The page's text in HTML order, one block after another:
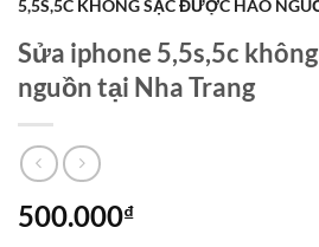
5,5S,5C KHÔNG SẠC ĐƯỢC HAO
Sửa iphone 5,5s,5c
nguồn tại Nha Trang
500.000₫